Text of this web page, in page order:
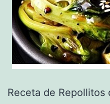
Receta de Repollitos